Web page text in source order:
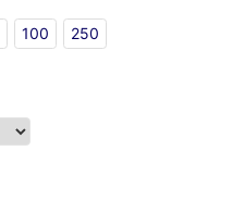
100 250